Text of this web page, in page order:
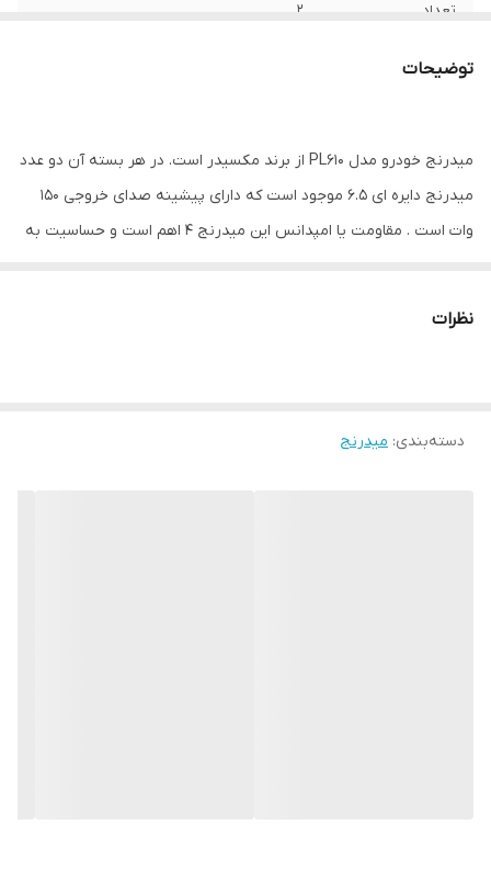
تعداد ۲
سایز
نوع دایره ای
توضیحات
میدرنج خودرو مدل PL610 از برند مکسیدر است. در هر بسته آن دو عدد
میدرنج دایره ای 6.5 موجود است که دارای پیشینه صدای خروجی 150
وات است . مقاومت یا امپدانس این میدرنج 4 اهم است و حساسیت به
نظرات
دسته‌بندی: میدرنج